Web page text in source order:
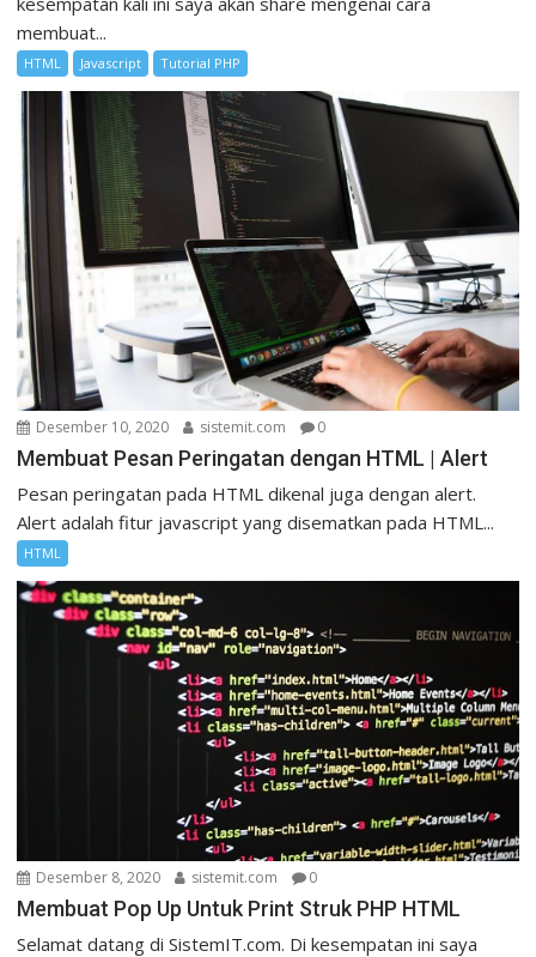
membuat...
HTML Javascript Tutorial PHP
Desember 10, 2020 sistemit.com 0
Membuat Pesan Peringatan dengan HTML | Alert
Pesan peringatan pada HTML dikenal juga dengan alert.
Alert adalah fitur javascript yang disematkan pada HTML...
HTML
Desember 8, 2020 sistemit.com 0
Membuat Pop Up Untuk Print Struk PHP HTML
Selamat datang di SistemIT.com. Di kesempatan ini saya